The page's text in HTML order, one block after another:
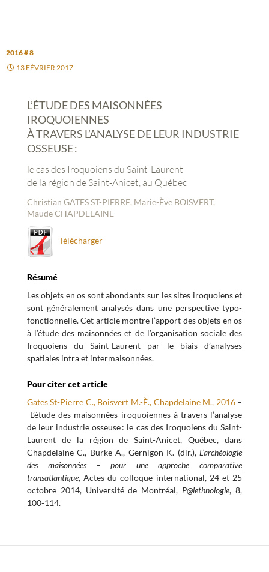
2016 # 8
13 FÉVRIER 2017
L’ÉTUDE DES MAISONNÉES
IROQUOIENNES
À TRAVERS L’ANALYSE DE LEUR INDUSTRIE
OSSEUSE :
le cas des Iroquoiens du Saint-Laurent
de la région de Saint-Anicet, au Québec
Christian GATES ST-PIERRE, Marie-Ève BOISVERT,
Maude CHAPDELAINE
Télécharger
Résumé
Les objets en os sont abondants sur les sites iroquoiens et
sont généralement analysés dans une perspective typo-
fonctionnelle. Cet article montre l’apport des objets en os
à l’étude des maisonnées et de l’organisation sociale des
Iroquoiens du Saint-Laurent par le biais d’analyses
spatiales intra et intermaisonnées.
Pour citer cet article
Gates St-Pierre C., Boisvert M.-È., Chapdelaine M., 2016 –
L’étude des maisonnées iroquoiennes à travers l’analyse
de leur industrie osseuse : le cas des Iroquoiens du Saint-
Laurent de la région de Saint-Anicet, Québec, dans
Chapdelaine C., Burke A., Gernigon K. (dir.),L’archéologie
des maisonnées – pour une approche comparative
transatlantique, Actes du colloque international, 24 et 25
octobre 2014, Université de Montréal, P@lethnologie, 8,
100-114.